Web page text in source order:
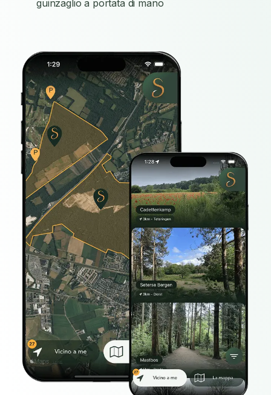
guinzaglio a portata di mano